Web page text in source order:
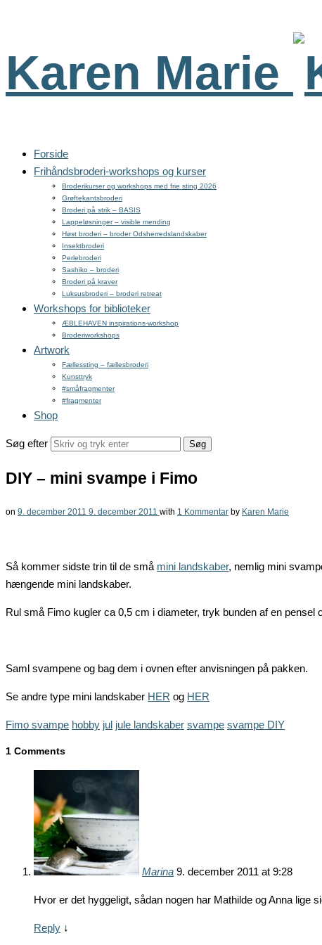
Karen Marie
Forside
Frihåndsbroderi-workshops og kurser
Broderikurser og workshops med frie sting 2026
Grøftekantsbroderi
Broderi på strik – BASIS
Lappeløsninger – visible mending
Høst broderi – broder Odsherredslandskaber
Insektbroderi
Perlebroderi
Sashiko – broderi
Broderi på kraver
Luksusbroderi – broderi retreat
Workshops for biblioteker
ÆBLEHAVEN inspirations-workshop
Broderiworkshops
Artwork
Fællessting – fællesbroderi
Kunsttryk
#småfragmenter
#fragmenter
Shop
Søg efter
DIY – mini svampe i Fimo
on 9. december 2011 9. december 2011 with 1 Kommentar by Karen Marie
Så kommer sidste trin til de små mini landskaber, nemlig mini
hængende mini landskaber.
Rul små Fimo kugler ca 0,5 cm i diameter, tryk bunden af en
Saml svampene og bag dem i ovnen efter anvisningen på pakken.
Se andre type mini landskaber HER og HER
Fimo svampe hobby jul jule landskaber svampe svampe DIY
1 Comments
Marina 9. december 2011 at 9:28
Hvor er det hyggeligt, sådan nogen har Mathilde og Anna lige
Reply ↓